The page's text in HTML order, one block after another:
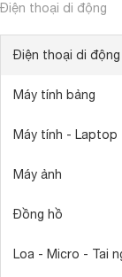
Điện thoại di động
Điện thoại di động
Máy tính bảng
Máy tính - Laptop
Máy ảnh
Đồng hồ
Loa - Micro - Tai